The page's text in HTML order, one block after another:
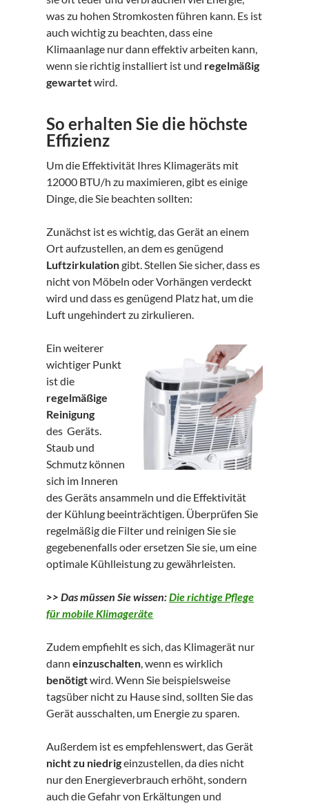
was zu hohen Stromkosten führen kann. Es ist
auch wichtig zu beachten, dass eine
Klimaanlage nur dann effektiv arbeiten kann,
wenn sie richtig installiert ist und regelmäßig
gewartetwird.
So erhalten Sie die höchste
Effizienz
Um die Effektivität Ihres Klimageräts mit
12000 BTU/h zu maximieren, gibt es einige
Dinge, die Sie beachten sollten:
Zunächst ist es wichtig, das Gerät an einem
Ort aufzustellen, an dem es genügend
Luftzirkulationgibt. Stellen Sie sicher, dass es
nicht von Möbeln oder Vorhängen verdeckt
wird und dass es genügend Platz hat, um die
Luft ungehindert zu zirkulieren.
Ein weiterer
wichtiger Punkt
ist die
regelmäßige
Reinigung
des Geräts.
Staub und
Schmutz können
sich im Inneren
des Geräts ansammeln und die Effektivität
der Kühlung beeinträchtigen. Überprüfen Sie
regelmäßig die Filter und reinigen Sie sie
gegebenenfalls oder ersetzen Sie sie, um eine
optimale Kühlleistung zu gewährleisten.
>> Das müssen Sie wissen:Die richtige Pflege
für mobile Klimageräte
Zudem empfiehlt es sich, das Klimagerät nur
danneinzuschalten , wenn es wirklich
benötigtwird. Wenn Sie beispielsweise
tagsüber nicht zu Hause sind, sollten Sie das
Gerät ausschalten, um Energie zu sparen.
Außerdem ist es empfehlenswert, das Gerät
nicht zu niedrigeinzustellen, da dies nicht
nur den Energieverbrauch erhöht, sondern
auch die Gefahr von Erkältungen und